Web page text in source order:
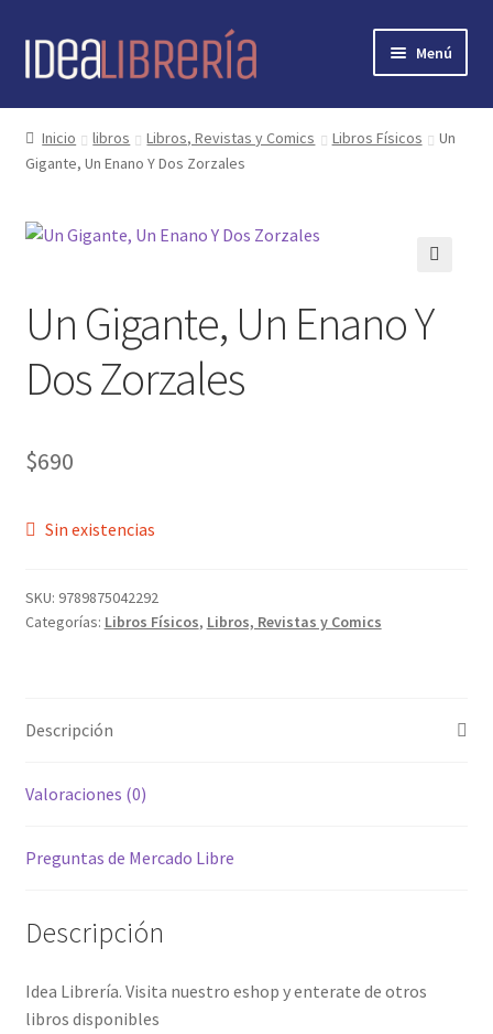
Ir
Ir
Menú
Inicio
contacto
libros
nosotros
novedades
preguntas
Inicio libros Libros, Revistas y Comics Libros Físicos
Un
Gigante, Un Enano Y Dos Zorzales
Un Gigante, Un Enano Y
Dos Zorzales
$690
Sin existencias
SKU: 9789875042292
Categorías: Libros Físicos, Libros, Revistas y Comics
Descripción
Valoraciones (0)
Preguntas de Mercado Libre
Descripción
Idea Librería. Visita nuestro eshop y enterate de otros
libros disponibles